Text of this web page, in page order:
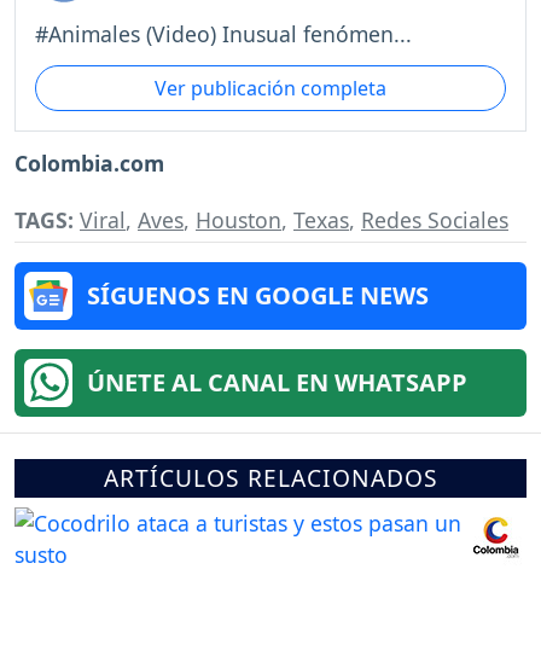
#Animales (Video) Inusual fenómen...
Ver publicación completa
Colombia.com
TAGS: Viral, Aves, Houston, Texas, Redes Sociales
SÍGUENOS EN GOOGLE NEWS
ÚNETE AL CANAL EN WHATSAPP
ARTÍCULOS RELACIONADOS